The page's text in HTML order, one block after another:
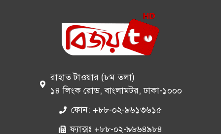
রাহাত টাওয়ার (৮ম তলা)
১৪ লিংক রোড, বাংলামটর, ঢাকা-১০০০
ফোন: +৮৮-০২-৯৬১৩৬১৫
ফ্যাক্সঃ +৮৮-০২-৯৬৬৪৯৮৪